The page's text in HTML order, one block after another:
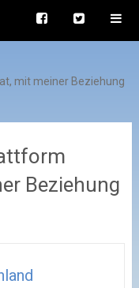
mit meiner Beziehung
Beziehung